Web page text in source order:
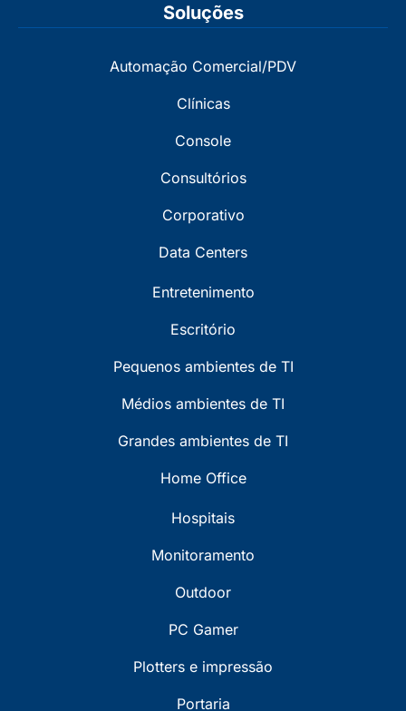
Soluções
Automação Comercial/PDV
Clínicas
Console
Consultórios
Corporativo
Data Centers
Entretenimento
Escritório
Pequenos ambientes de TI
Médios ambientes de TI
Grandes ambientes de TI
Home Office
Hospitais
Monitoramento
Outdoor
PC Gamer
Plotters e impressão
Portaria